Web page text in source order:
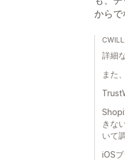
からで
詳細
また
きな
いて
iOS